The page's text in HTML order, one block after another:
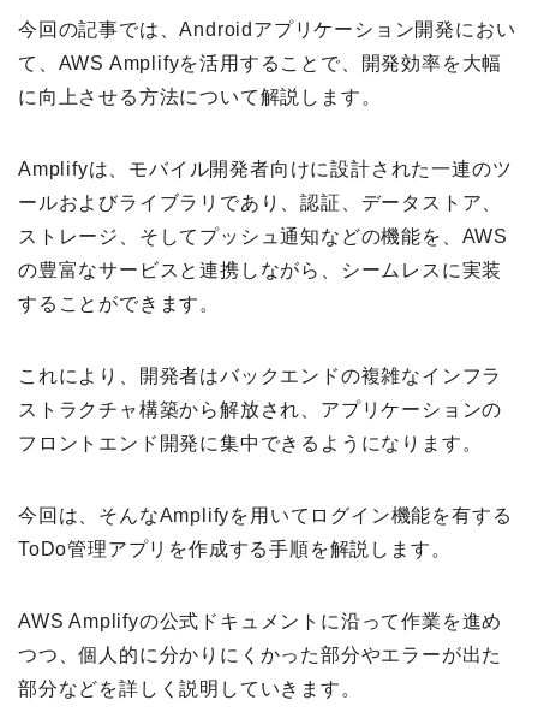
今回の記事では、Androidアプリケーション開発におい
て、AWS Amplifyを活用することで、開発効率を大幅
に向上させる方法について解説します。
Amplifyは、モバイル開発者向けに設計された一連のツ
ールおよびライブラリであり、認証、データストア、
ストレージ、そしてプッシュ通知などの機能を、AWS
の豊富なサービスと連携しながら、シームレスに実装
することができます。
これにより、開発者はバックエンドの複雑なインフラ
ストラクチャ構築から解放され、アプリケーションの
フロントエンド開発に集中できるようになります。
今回は、 そんなAmplifyを用いてログイン機能を有する
ToDo管理アプリを作成する手順を解説します。
AWS Amplifyの公式ドキュメントに沿って作業を進め
つつ、個人的に分かりにくかった部分やエラーが出た
部分などを詳しく説明していきます。